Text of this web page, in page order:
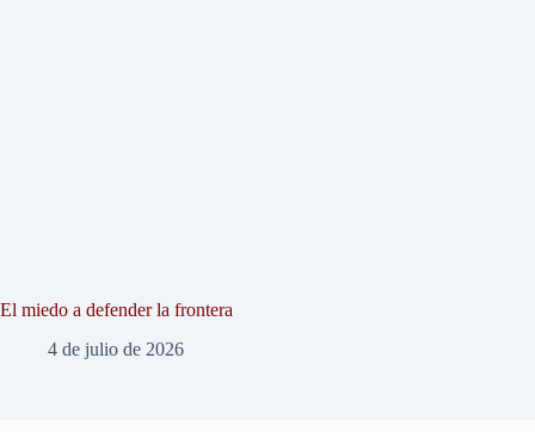
El miedo a defender la frontera
4 de julio de 2026